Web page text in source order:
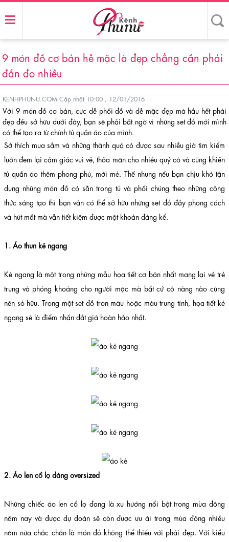
9 món đồ cơ bản hễ mặc là đẹp chẳng cần phải
đắn đo nhiều
KENHPHUNU.COM Cập nhật 10:00 , 12/01/2016
Với 9 món đồ cơ bản, cực dễ phối đồ và dễ mặc đẹp mà hầu hết phái
đẹp đều sở hữu dưới đây, bạn sẽ phải bất ngờ vì những set đồ mới mình
có thể tạo ra từ chính tủ quần áo của mình.
Sở thích mua sắm và những thành quả có được sau nhiều giờ tìm kiếm
luôn đem lại cảm giác vui vẻ, thỏa mãn cho nhiều quý cô và cũng khiến
tủ quần áo thêm phong phú, mới mẻ. Thế nhưng nếu bạn chịu khó tận
dụng những món đồ có sẵn trong tủ và phối chúng theo những công
thức sáng tạo thì bạn vẫn có thể sở hữu những set đồ đầy phong cách
và hút mắt mà vẫn tiết kiệm được một khoản đáng kể.
1. Áo thun kẻ ngang
Kẻ ngang là một trong những mẫu họa tiết cơ bản nhất mang lại vẻ trẻ
trung và phóng khoáng cho người mặc mà bất cứ cô nàng nào cũng
nên sỏ hữu. Trong một set đồ trơn màu hoặc màu trung tính, họa tiết kẻ
ngang sẽ là điểm nhấn đắt giá hoàn hảo nhất.
2. Áo len cổ lọ dáng oversized
Những chiếc áo len cổ lọ đang là xu hướng nổi bật trong mùa đông
năm nay và được dự đoán sẽ còn được ưu ái trong mùa đông nhiều
năm nữa chắc chắn là món đồ không thể thiếu với phái đẹp. Với kiểu